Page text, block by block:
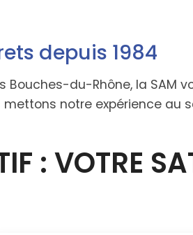
depuis 1984
du-Rhône, la SAM
notre expérience au
: VOTRE